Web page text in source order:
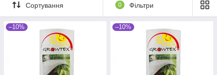
Сортування 0 Фільтри
–10% –10%